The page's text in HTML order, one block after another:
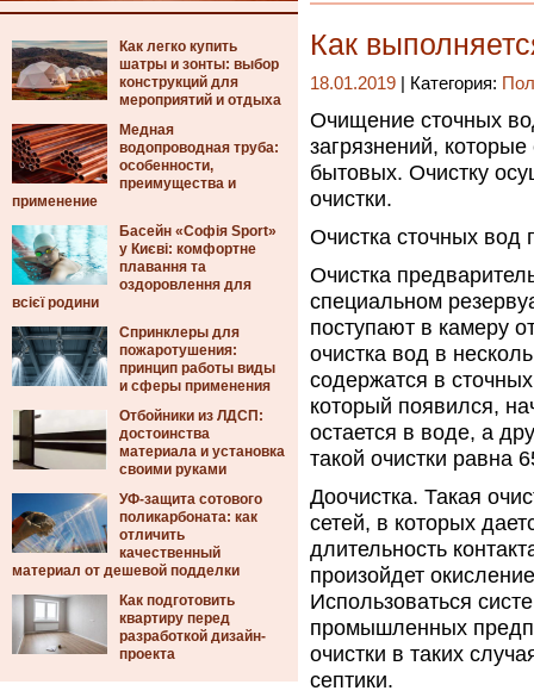
Как легко купить
шатры и зонты: выбор
конструкций для
мероприятий и отдыха
Медная
водопроводная труба:
особенности,
преимущества и
применение
Басейн «Софія Sport»
у Києві: комфортне
плавання та
оздоровлення для
всієї родини
Спринклеры для
пожаротушения:
принцип работы виды
и сферы применения
Отбойники из ЛДСП:
достоинства
материала и установка
своими руками
УФ-защита сотового
поликарбоната: как
отличить
качественный
материал от дешевой подделки
Как подготовить
квартиру перед
разработкой дизайн-
проекта
Как
18.01.2019 | Категория:
Очищение сточных
загрязнений,
бытовых. Очистку
очистки.
Очистка сточных вод
Очистка
специальном
поступают в камеру
очистка вод в
содержатся в
который появился,
остается в воде, а
такой очистки равна
Доочистка. Такая
сетей, в которых
длительность
произойдет
Использоваться
промышленных
очистки в таких
септики.